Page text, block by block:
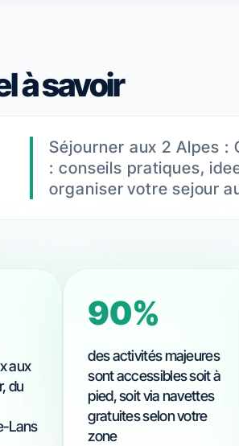
à savoir
Séjourner aux 2 Alpes
: conseils pratiques,
organiser votre sejour
aux
du
Lans
90%
des activités majeures
sont accessibles soit à
pied, soit via navettes
gratuites selon votre
zone